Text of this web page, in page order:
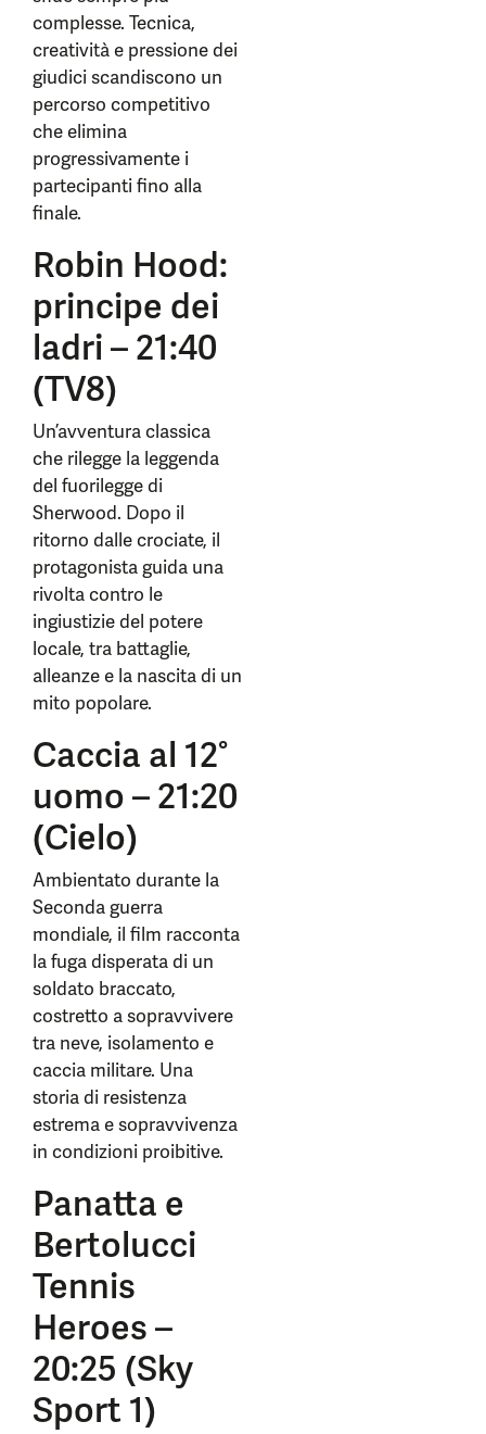
complesse. Tecnica,
creatività e pressione dei
giudici scandiscono un
percorso competitivo
che elimina
progressivamente i
partecipanti fino alla
finale.
Robin Hood:
principe dei
ladri – 21:40
(TV8)
Un’avventura classica
che rilegge la leggenda
del fuorilegge di
Sherwood. Dopo il
ritorno dalle crociate, il
protagonista guida una
rivolta contro le
ingiustizie del potere
locale, tra battaglie,
alleanze e la nascita di un
mito popolare.
Caccia al 12°
uomo – 21:20
(Cielo)
Ambientato durante la
Seconda guerra
mondiale, il film racconta
la fuga disperata di un
soldato braccato,
costretto a sopravvivere
tra neve, isolamento e
caccia militare. Una
storia di resistenza
estrema e sopravvivenza
in condizioni proibitive.
Panatta e
Bertolucci
Tennis
Heroes –
20:25 (Sky
Sport 1)